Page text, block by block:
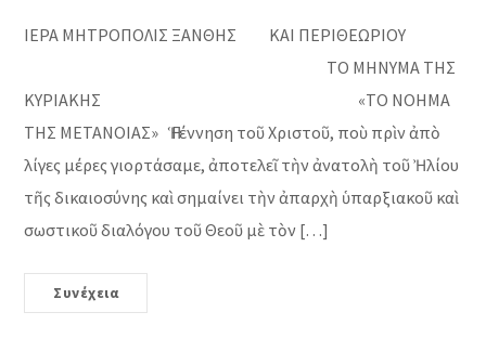
ΙΕΡΑ ΜΗΤΡΟΠΟΛΙΣ ΞΑΝΘΗΣ ΚΑΙ ΠΕΡΙΘΕΩΡΙΟΥ
ΤΟ ΜΗΝΥΜΑ ΤΗΣ
ΚΥΡΙΑΚΗΣ «ΤΟ ΝΟΗΜΑ
ΤΗΣ ΜΕΤΑΝΟΙΑΣ» Ἡ Γέννηση τοῦ Χριστοῦ, ποὺ πρὶν ἀπὸ
λίγες μέρες γιορτάσαμε, ἀποτελεῖ τὴν ἀνατολὴ τοῦ Ἠλίου
τῆς δικαιοσύνης καὶ σημαίνει τὴν ἀπαρχὴ ὑπαρξιακοῦ καὶ
σωστικοῦ διαλόγου τοῦ Θεοῦ μὲ τὸν […]
Συνέχεια